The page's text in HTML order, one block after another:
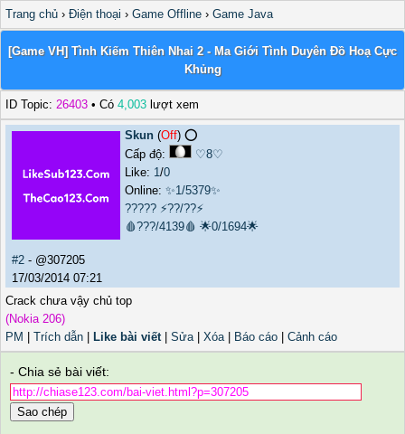
Trang chủ › Điện thoại › Game Offline › Game Java
[Game VH] Tình Kiếm Thiên Nhai 2 - Ma Giới Tình Duyên Đồ Hoạ Cực
Khủng
ID Topic: 26403 • Có 4,003 lượt xem
Skun (Off) ⭕️
Cấp độ:
♡8♡
Like: 1/0
Online: ✨1/5379✨
????? ⚡??/??⚡
🩸???/4139🩸 🌟0/1694🌟
#2 - @307205
17/03/2014 07:21
Crack chưa vậy chủ top
(Nokia 206)
PM
Trích dẫn Like bài viết| Sửa| Xóa| Báo cáo Cảnh cáo
- Chia sẻ bài viết:
Sao chép